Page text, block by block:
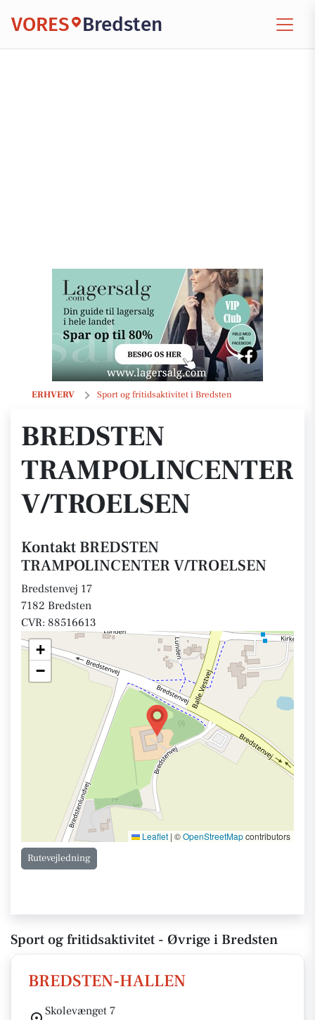
VORES Bredsten
ERHVERV Sport og fritidsaktivitet i Bredsten
BREDSTEN TRAMPOLINCENTER V/TROELSEN
BREDSTEN
TRAMPOLINCENTER
V/TROELSEN
Kontakt BREDSTEN
TRAMPOLINCENTER V/TROELSEN
Bredstenvej 17
7182 Bredsten
CVR: 88516613
+
−
Leaflet | ©OpenStreetMapcontributors
Rutevejledning
Sport og fritidsaktivitet - Øvrige i Bredsten
BREDSTEN-HALLEN
Skolevænget 7